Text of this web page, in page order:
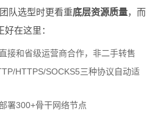
队选型时更看重底层资源质量，而
在这里：
接和省级运营商合作，非二手转售
HTTPS/SOCKS5三种协议自动适
署300+骨干网络节点